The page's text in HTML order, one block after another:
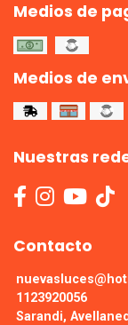
Medios de
Medios de
Nuestras
Contacto
1123920056
Sarandi,